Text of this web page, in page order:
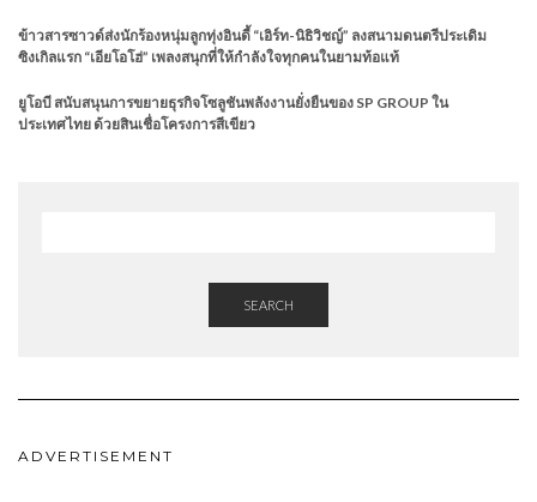
ข้าวสารซาวด์ส่งนักร้องหนุ่มลูกทุ่งอินดี้ “เอิร์ท-นิธิวิชญ์” ลงสนามดนตรีประเดิม
ซิงเกิลแรก “เอียโอโฮ่” เพลงสนุกที่ให้กำลังใจทุกคนในยามท้อแท้
ยูโอบี สนับสนุนการขยายธุรกิจโซลูชันพลังงานยั่งยืนของ SP GROUP ใน
ประเทศไทย ด้วยสินเชื่อโครงการสีเขียว
SEARCH
ADVERTISEMENT